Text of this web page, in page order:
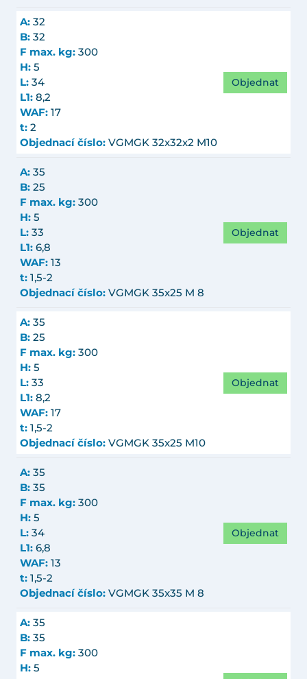
A: 32
B: 32
F max. kg: 300
H: 5
L: 34
L1: 8,2
WAF: 17
t: 2
Objednací číslo: VGMGK 32x32x2 M10
Objednat
A: 35
B: 25
F max. kg: 300
H: 5
L: 33
L1: 6,8
WAF: 13
t: 1,5-2
Objednací číslo: VGMGK 35x25 M 8
Objednat
A: 35
B: 25
F max. kg: 300
H: 5
L: 33
L1: 8,2
WAF: 17
t: 1,5-2
Objednací číslo: VGMGK 35x25 M10
Objednat
A: 35
B: 35
F max. kg: 300
H: 5
L: 34
L1: 6,8
WAF: 13
t: 1,5-2
Objednací číslo: VGMGK 35x35 M 8
Objednat
A: 35
B: 35
F max. kg: 300
H: 5